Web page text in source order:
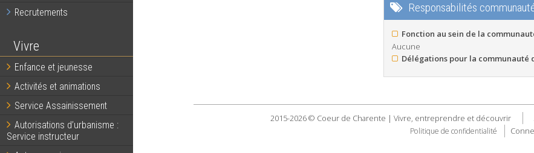
Recrutements
Vivre
Enfance et jeunesse
Activités et animations
Service Assainissement
Autorisations d’urbanisme :
Service instructeur
Responsabilités
Fonction au sein de la
Aucune
Délégations pour la communauté
2015-2026 © Coeur de Charente | Vivre, entreprendre et découvrir
Politique de confidentialité